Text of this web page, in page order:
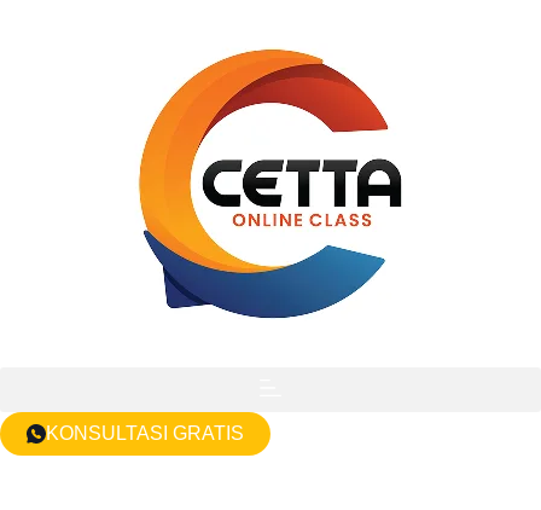
KONSULTASI GRATIS